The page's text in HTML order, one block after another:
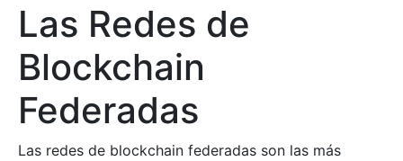
Las Redes de
Blockchain
Federadas
Las redes de blockchain federadas son las más